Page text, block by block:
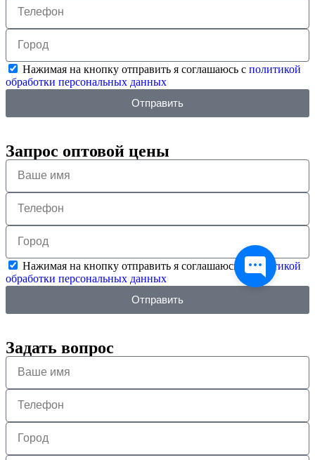
Нажимая на кнопку отправить я соглашаюсь с политикой
обработки персональных данных
Отправить
Запрос оптовой цены
Нажимая на кнопку отправить я соглашаюсь с политикой
обработки персональных данных
Отправить
Задать вопрос